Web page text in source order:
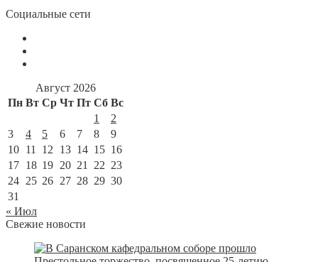
Социальные сети
Август 2026
Пн Вт Ср Чт Пт Сб Вс
1
2
3
4 5 6 7 8
9
10 11 12 13 14 15 16
17 18 19 20 21 22 23
24 25 26 27 28 29 30
31
« Июл
Свежие новости